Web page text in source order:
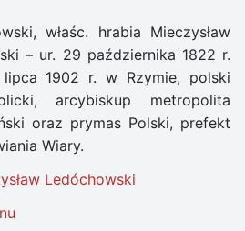
właśc. hrabia Mieczysław
– ur. 29 października 1822 r.
1902 r. w Rzymie, polski
arcybiskup metropolita
oraz prymas Polski, prefekt
Wiary.
Ledóchowski